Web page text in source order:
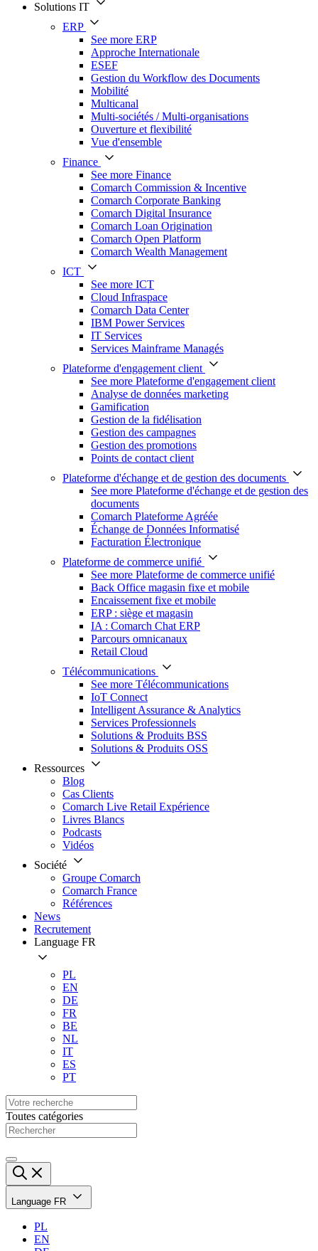
Solutions IT
ERP
See more ERP
Approche Internationale
ESEF
Gestion du Workflow des Documents
Mobilité
Multicanal
Multi-sociétés / Multi-organisations
Ouverture et flexibilité
Vue d'ensemble
Finance
See more Finance
Comarch Commission & Incentive
Comarch Corporate Banking
Comarch Digital Insurance
Comarch Loan Origination
Comarch Open Platform
Comarch Wealth Management
ICT
See more ICT
Cloud Infraspace
Comarch Data Center
IBM Power Services
IT Services
Services Mainframe Managés
Plateforme d'engagement client
See more Plateforme d'engagement client
Analyse de données marketing
Gamification
Gestion de la fidélisation
Gestion des campagnes
Gestion des promotions
Points de contact client
Plateforme d'échange et de gestion des documents
See more Plateforme d'échange et de gestion des
documents
Comarch Plateforme Agréée
Échange de Données Informatisé
Facturation Électronique
Plateforme de commerce unifié
See more Plateforme de commerce unifié
Back Office magasin fixe et mobile
Encaissement fixe et mobile
ERP : siège et magasin
IA : Comarch Chat ERP
Parcours omnicanaux
Retail Cloud
Télécommunications
See more Télécommunications
IoT Connect
Intelligent Assurance & Analytics
Services Professionnels
Solutions & Produits BSS
Solutions & Produits OSS
Ressources
Blog
Cas Clients
Comarch Live Retail Expérience
Livres Blancs
Podcasts
Vidéos
Société
Groupe Comarch
Comarch France
Références
News
Recrutement
Language FR
PL
EN
DE
FR
BE
NL
IT
ES
PT
Toutes catégories
Language FR
PL
EN